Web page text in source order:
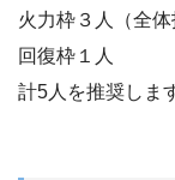
火力枠３人（全体
回復枠１人
計5人を推奨しま